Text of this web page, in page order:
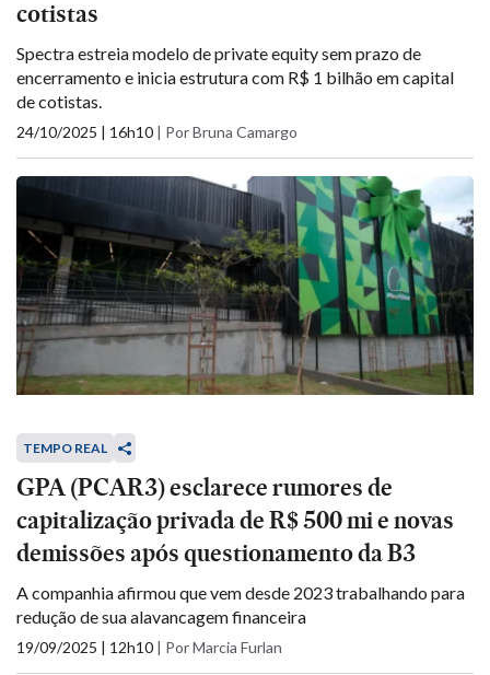
cotistas
Spectra estreia modelo de private equity sem prazo de
encerramento e inicia estrutura com R$ 1 bilhão em capital
de cotistas.
24/10/2025 | 16h10 | Por Bruna Camargo
TEMPO REAL
GPA (PCAR3) esclarece rumores de
capitalização privada de R$ 500 mi e novas
demissões após questionamento da B3
A companhia afirmou que vem desde 2023 trabalhando para
redução de sua alavancagem financeira
19/09/2025 | 12h10 | Por Marcia Furlan